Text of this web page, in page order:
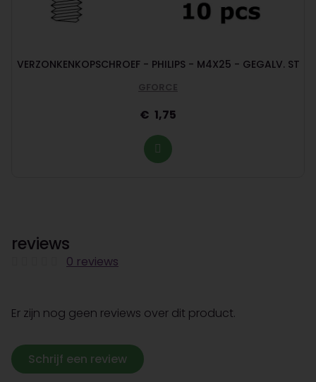
VERZONKENKOPSCHROEF - PHILIPS - M4X25 - GEGALV. ST
GFORCE
1,75
reviews
0 reviews
Er zijn nog geen reviews over dit product.
Schrijf een review